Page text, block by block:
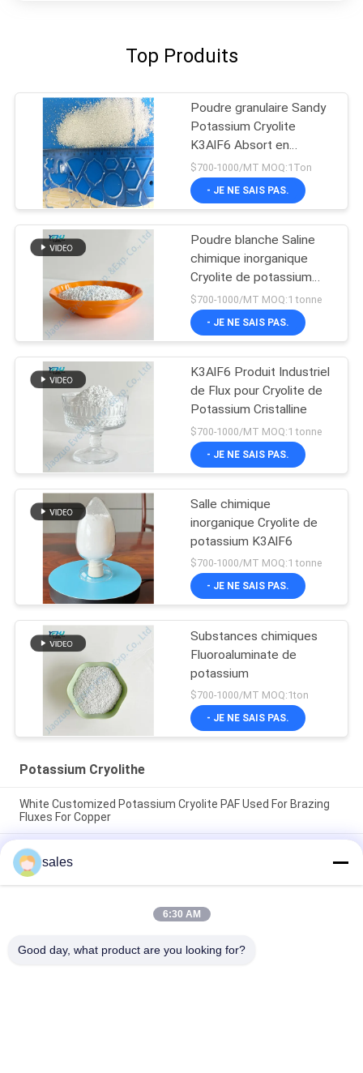
Top Produits
Poudre granulaire Sandy
Potassium Cryolite
K3AlF6 Absort en
aluminium
$700-1000/MT MOQ:1Ton
- JE NE SAIS PAS.
Poudre blanche Saline
chimique inorganique
Cryolite de potassium
K3AlF6
$700-1000/MT MOQ:1 tonne
- JE NE SAIS PAS.
K3AlF6 Produit Industriel
de Flux pour Cryolite de
Potassium Cristalline
$700-1000/MT MOQ:1 tonne
- JE NE SAIS PAS.
Salle chimique
inorganique Cryolite de
potassium K3AlF6
$700-1000/MT MOQ:1 tonne
- JE NE SAIS PAS.
Substances chimiques
Fluoroaluminate de
potassium
$700-1000/MT MOQ:1ton
- JE NE SAIS PAS.
Potassium Cryolithe
White Customized Potassium Cryolite PAF Used For Brazing
Fluxes For Copper
Le prix d'usine des abrasifs à haute performance fabriqués à
partir de cryolite de sodium blanc pur pour la production
industrielle
CAS13775-52-5 Produit chimique Poudre blanche KAlF4
Cryolithe de potassium - Libérer le potentiel dans les
sales
6:30 AM
Good day, what product are you looking for?